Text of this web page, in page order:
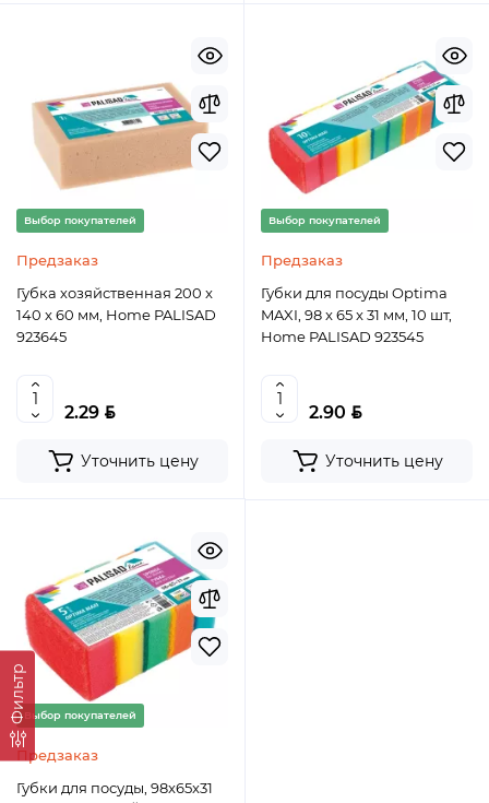
Фильтр
Выбор покупателей
Предзаказ
Губка хозяйственная 200 x
140 x 60 мм, Home PALISAD
923645
2.29 BYN
Уточнить цену
Выбор покупателей
Предзаказ
Губки для посуды Optima
MAXI, 98 x 65 x 31 мм, 10 шт,
Home PALISAD 923545
2.90 BYN
Уточнить цену
Выбор покупателей
Предзаказ
Губки для посуды, 98x65x31